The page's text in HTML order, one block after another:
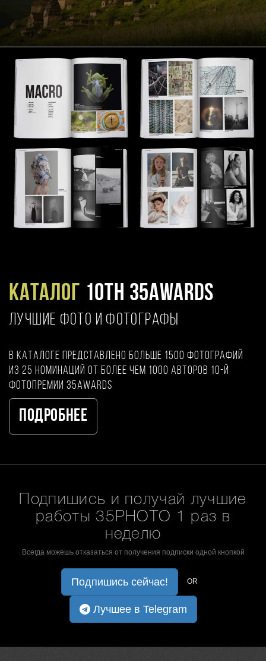
Каталог 10TH 35AWARDS
ЛУЧШИЕ ФОТО И ФОТОГРАФЫ
В каталоге представлено больше 1500 фотографий
из 25 номинаций от более чем 1000 авторов 10-й
фотопремии 35AWARDS
Подробнее
Подпишись и получай лучшие
работы 35PHOTO 1 раз в
неделю
Всегда можешь отказаться от получения подписки одной кнопкой
Подпишись сейчас! OR
Лучшее в Telegram